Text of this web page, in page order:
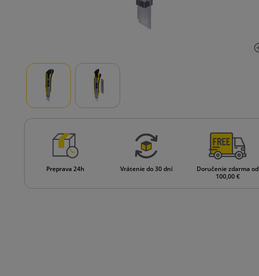
Preprava 24h Vrátenie do 30 dní
Doručenie zdarma od
100,00 €